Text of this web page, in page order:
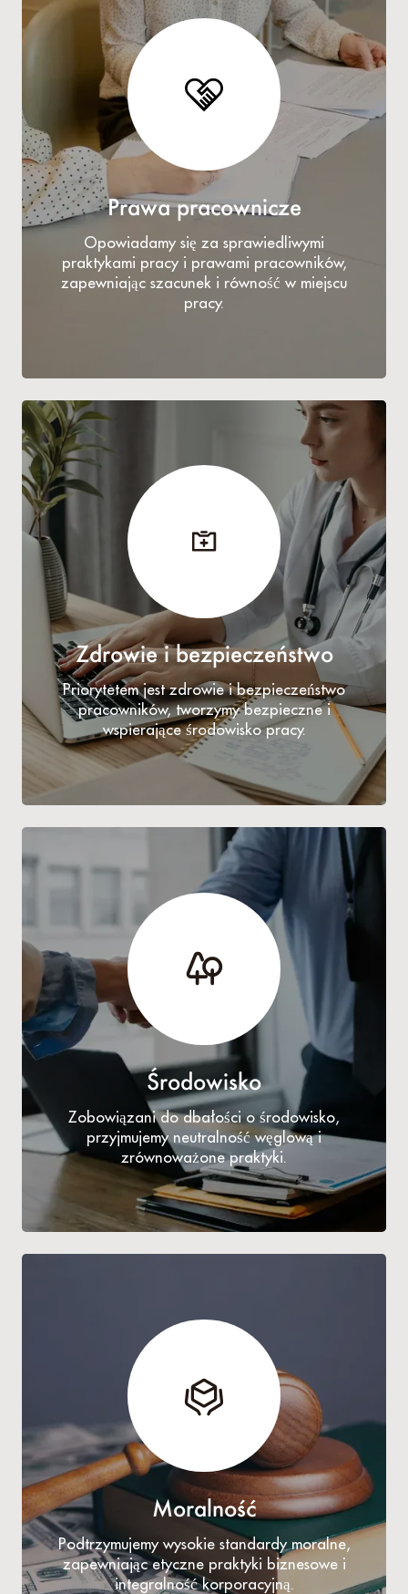
Prawa pracownicze
Opowiadamy się za sprawiedliwymi
praktykami pracy i prawami pracowników,
zapewniając szacunek i równość w miejscu
pracy.
Zdrowie i bezpieczeństwo
Priorytetem jest zdrowie i bezpieczeństwo
pracowników, tworzymy bezpieczne i
wspierające środowisko pracy.
Środowisko
Zobowiązani do dbałości o środowisko,
przyjmujemy neutralność węglową i
zrównoważone praktyki.
Moralność
Podtrzymujemy wysokie standardy moralne,
zapewniając etyczne praktyki biznesowe i
integralność korporacyjną.